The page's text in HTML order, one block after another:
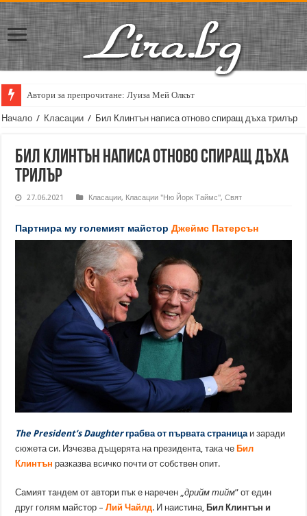
Автори за препрочитане: Луиза Мей Олкът
Кирил Кадийски: „Плачът на големия поет винаги е и сила, и
Начало / Класации / Бил Клинтън написа отново спиращ дъха трилър
Бил Клинтън написа отново спиращ дъха
трилър
27.06.2021 Класации, Класации "Ню Йорк Таймс",Свят
Партнира му големият майсторДжеймс Патерсън
The President’s Daughter грабва от първата страница и заради
сюжета си. Изчезва дъщерята на президента, така че Бил
Клинтън разказва всичко почти от собствен опит.
Самият тандем от автори пък е наречен „дрийм тийм” от един
друг голям майстор –Лий Чайлд. И наистина, Бил Клинтън и